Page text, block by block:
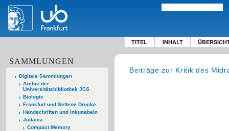
TITEL INHALT
SAMMLUNGEN
Digitale Sammlungen
Archiv der
Universitätsbibliothek JCS
Biologie
Frankfurt und Seltene Drucke
Handschriften und Inkunabeln
Judaica
Compact Memory
Beiträge zur Kritik des